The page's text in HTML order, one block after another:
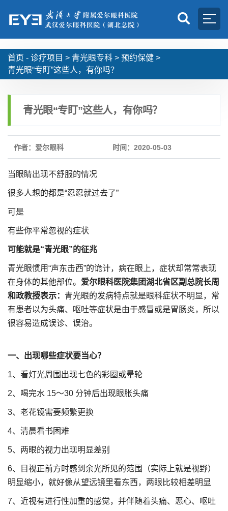
首页 - 诊疗项目 > 青光眼专科 > 预约保健 >
青光眼“专盯”这些人，有你吗？
青光眼“专盯”这些人，有你吗？
作者：爱尔眼科 时间：2020-05-03
当眼睛出现不舒服的情况
很多人想的都是“忍忍就过去了”
可是
有些你平常忽视的症状
可能就是“青光眼”的征兆
青光眼惯用“声东击西”的诡计，病在眼上，症状却常常表现
在身体的其他部位。 爱尔眼科医院集团湖北省区副总院长周
和政教授表示： 青光眼的发病特点就是眼科症状不明显，常
有患者以为头痛、呕吐等症状是由于感冒或是胃肠炎，所以
很容易造成误诊、误治。
一、出现哪些症状要当心？
1、看灯光周围出现七色的彩圈或晕轮
2、喝完水 15～30 分钟后出现眼胀头痛
3、老花镜需要频繁更换
4、清晨看书困难
5、两眼的视力出现明显差别
6、目视正前方时感到余光所见的范围（实际上就是视野）
明显缩小，就好像从望远镜里看东西，两眼比较相差明显
7、近视有进行性加重的感觉，并伴随着头痛、恶心、呕吐